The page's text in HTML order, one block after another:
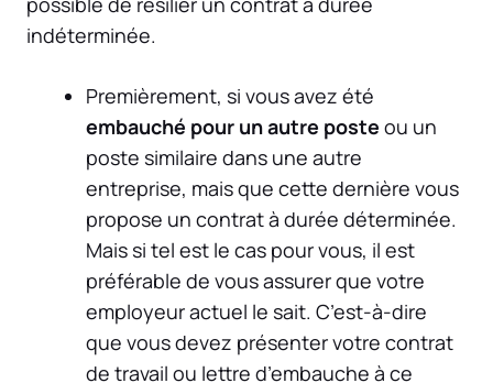
indéterminée.
Premièrement, si vous avez été
embauché pour un autre poste ou un
poste similaire dans une autre
entreprise, mais que cette dernière vous
propose un contrat à durée déterminée.
Mais si tel est le cas pour vous, il est
préférable de vous assurer que votre
employeur actuel le sait. C’est-à-dire
que vous devez présenter votre contrat
de travail ou lettre d’embauche à ce